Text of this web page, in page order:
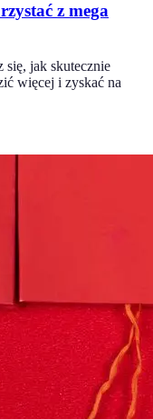
z mega
jak skutecznie
więcej i zyskać na